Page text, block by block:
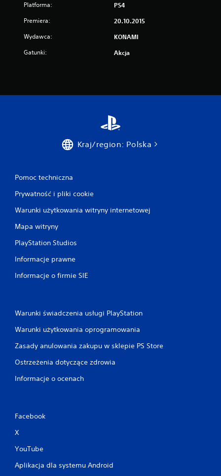
Platforma: PS4
Premiera: 20.10.2015
Wydawca: KONAMI
Gatunki: Akcja
Kraj/region: Polska
Pomoc techniczna
Prywatność i pliki cookie
Warunki użytkowania witryny internetowej
Mapa witryny
PlayStation Studios
Informacje prawne
Informacje o firmie SIE
Warunki świadczenia usługi PlayStation
Warunki użytkowania oprogramowania
Zasady anulowania zakupu w sklepie PS Store
Ostrzeżenia dotyczące zdrowia
Informacje o ocenach
Facebook
X
YouTube
Aplikacja dla systemu Android